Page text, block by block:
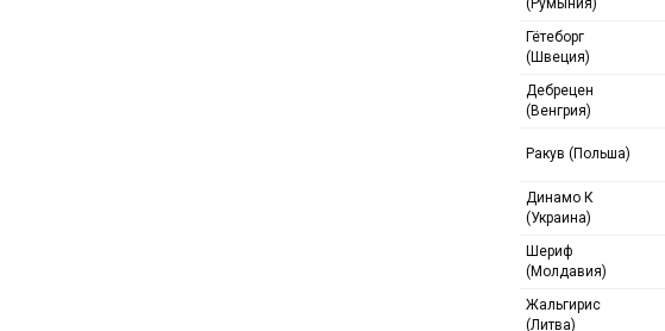
Гётеборг
(Швеция)
Дебрецен
(Венгрия)
Ракув (Польша)
Динамо К
(Украина)
Шериф
(Молдавия)
Жальгирис
(Литва)